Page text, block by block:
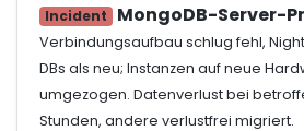
Incident MongoDB-Server-
Verbindungsaufbau schlug fehl,
DBs als neu; Instanzen auf neue
umgezogen. Datenverlust bei
Stunden, andere verlustfrei migriert.